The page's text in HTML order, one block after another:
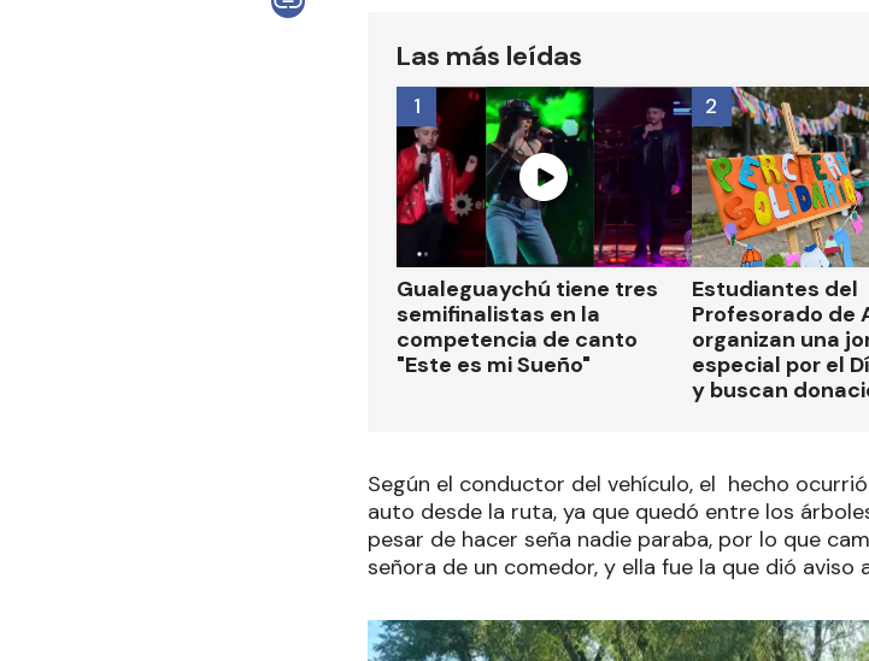
Las más leídas
Gualeguaychú tiene tres
semifinalistas en la
competencia de canto
"Este es mi Sueño"
1
Estudiantes del
Profesorado de
organizan una
especial por el
y buscan
2
Según el conductor del vehículo, el hecho
auto desde la ruta, ya que quedó entre los
pesar de hacer seña nadie paraba, por lo que
señora de un comedor, y ella fue la que dió aviso